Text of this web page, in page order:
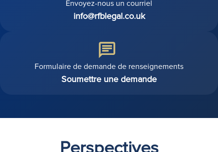
Envoyez-nous un courriel
info@rfblegal.co.uk
Formulaire de demande de renseignements
Soumettre une demande
Perspectives